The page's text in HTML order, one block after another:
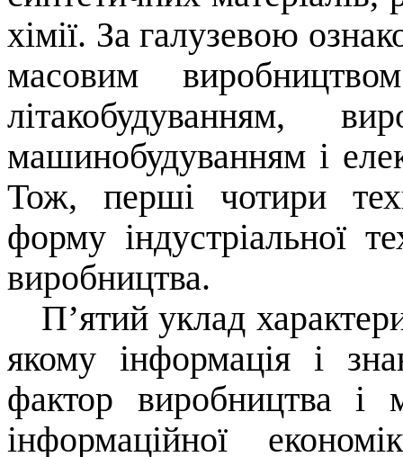
хімії. За галузевою
масовим
літакобудуванням,
машинобудуванням і
Тож, перші чотири
форму індустріальної
виробництва.
П’ятий уклад
якому інформація і
фактор виробництва і
інформаційної